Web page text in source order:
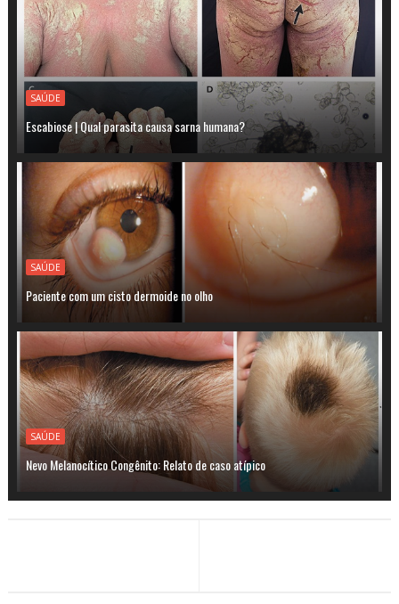
SAÚDE
Escabiose | Qual parasita causa sarna humana?
SAÚDE
Paciente com um cisto dermoide no olho
SAÚDE
Nevo Melanocítico Congênito: Relato de caso atípico